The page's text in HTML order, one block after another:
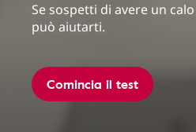
Se sospetti di avere un
può aiutarti.
Comincia il test